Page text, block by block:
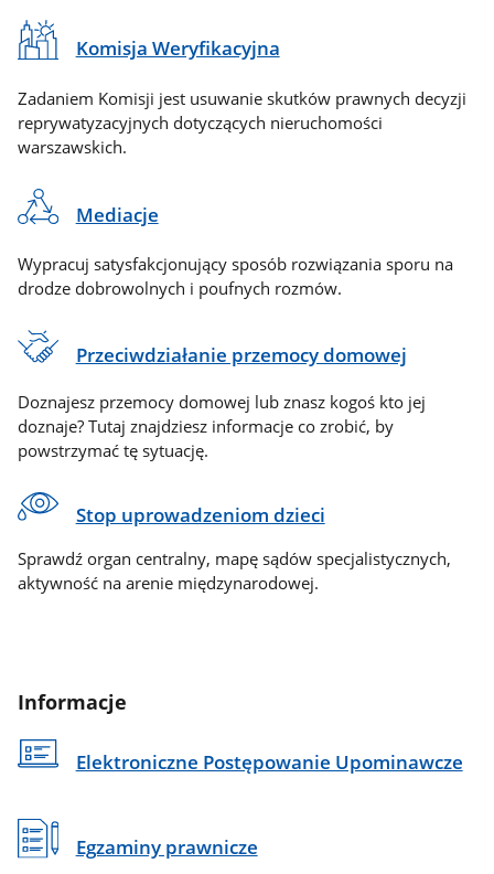
Komisja Weryfikacyjna
Zadaniem Komisji jest usuwanie skutków prawnych decyzji
reprywatyzacyjnych dotyczących nieruchomości
warszawskich.
Mediacje
Wypracuj satysfakcjonujący sposób rozwiązania sporu na
drodze dobrowolnych i poufnych rozmów.
Przeciwdziałanie przemocy domowej
Doznajesz przemocy domowej lub znasz kogoś kto jej
doznaje? Tutaj znajdziesz informacje co zrobić, by
powstrzymać tę sytuację.
Stop uprowadzeniom dzieci
Sprawdź organ centralny, mapę sądów specjalistycznych,
aktywność na arenie międzynarodowej.
Informacje
Elektroniczne Postępowanie Upominawcze
Egzaminy prawnicze